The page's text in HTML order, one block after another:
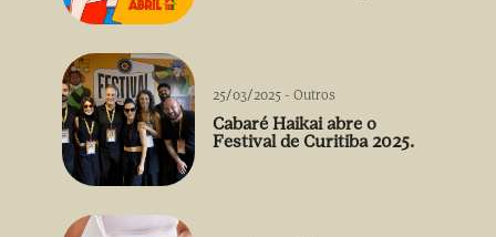
25/03/2025 - Outros
Cabaré Haikai abre o
Festival de Curitiba 2025.